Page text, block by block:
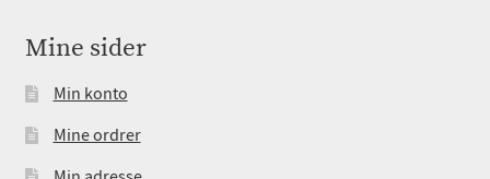
Mine sider
Min konto
Mine ordrer